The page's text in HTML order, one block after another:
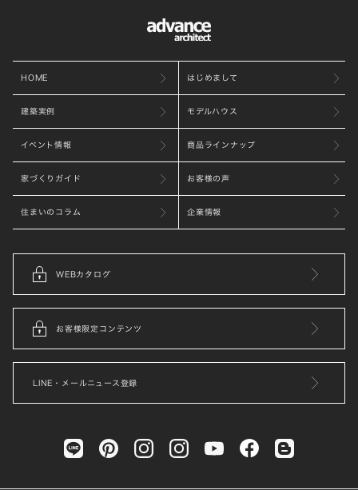
HOME はじめまして
建築実例 モデルハウス
イベント情報 商品ラインナップ
家づくりガイド お客様の声
住まいのコラム 企業情報
WEBカタログ
お客様限定コンテンツ
LINE・メールニュース登録